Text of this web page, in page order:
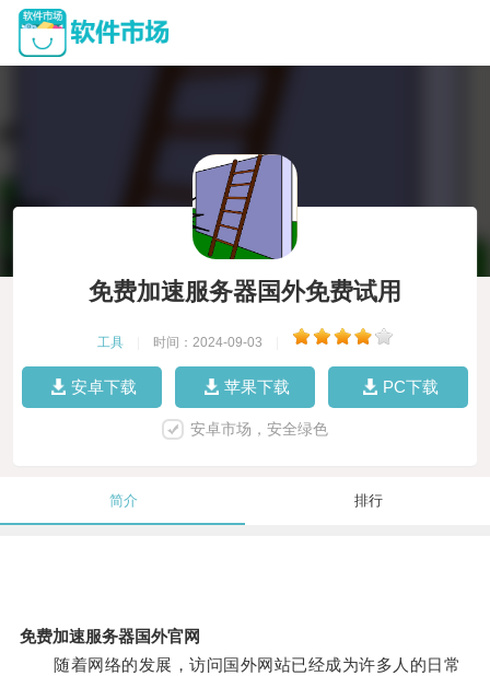
免费加速服务器国外免费试用
工具 时间：2024-09-03
安卓下载 苹果下载 PC下载
安卓市场，安全绿色
简介 排行
免费加速服务器国外官网
随着网络的发展，访问国外网站已经成为许多人的日常